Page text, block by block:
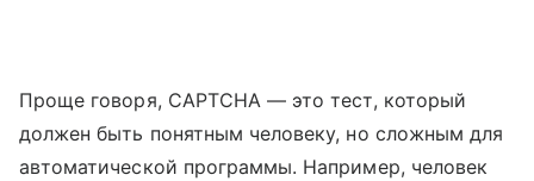
Проще говоря, CAPTCHA — это тест, который
должен быть понятным человеку, но сложным для
автоматической программы. Например, человек